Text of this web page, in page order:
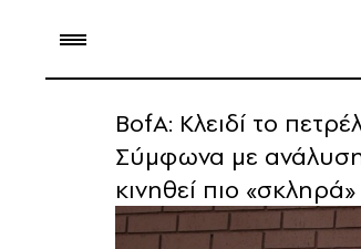
BofA: Κλειδί το
Σύμφωνα με ανάλυση
κινηθεί πιο